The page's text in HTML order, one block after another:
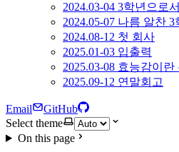
2024.03-04 3학년으로
2024.05-07 나름 알찬 3
2024.08-12 첫 회사
2025.01-03 입출력
2025.03-08 효능감이
2025.09-12 연말회고
Email
GitHub
Select theme
On this page